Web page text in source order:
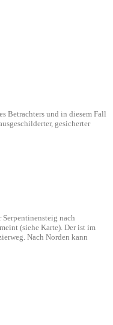
Betrachters und in diesem Fall
gesicherter
nach
(siehe Karte). Der ist im
Nach Norden kann